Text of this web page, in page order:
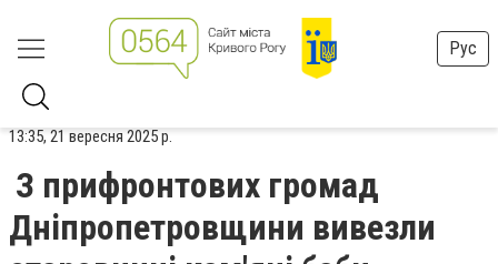
Рус
13:35, 21 вересня 2025 р.
З прифронтових громад
Дніпропетровщини вивезли